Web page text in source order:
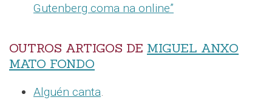
Gutenberg coma na online”
OUTROS ARTIGOS DE MIGUEL ANXO
MATO FONDO
Alguén canta.